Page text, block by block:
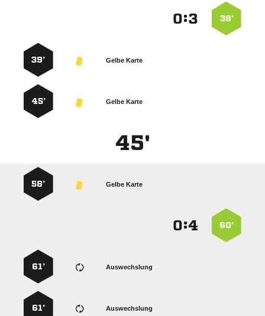
38’
:
Gelbe Karte
39’
Gelbe Karte
45’
45'
Gelbe Karte
58’
60’
:
Auswechslung
61’
Auswechslung
61’